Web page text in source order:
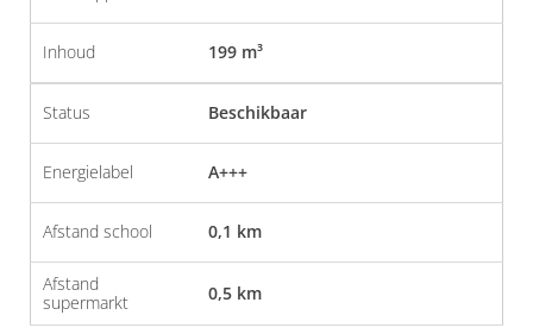
Inhoud 199 m³
Status Beschikbaar
Energielabel A+++
Afstand school 0,1 km
Afstand
supermarkt
0,5 km